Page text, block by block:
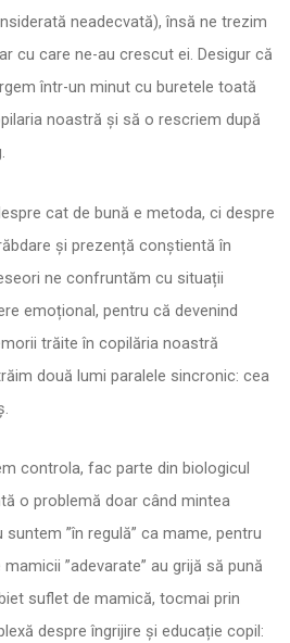
neadecvată), însă ne trezim
cu care ne-au crescut ei. Desigur că
într-un minut cu buretele toată
noastră și să o rescriem după
cat de bună e metoda, ci despre
și prezență conștientă în
ne confruntăm cu situații
emoțional, pentru că devenind
trăite în copilăria noastră
două lumi paralele sincronic: cea
controla, fac parte din biologicul
o problemă doar când mintea
”în regulă” ca mame, pentru
”adevarate” au grijă să pună
suflet de mamică, tocmai prin
despre îngrijire și educație copil: